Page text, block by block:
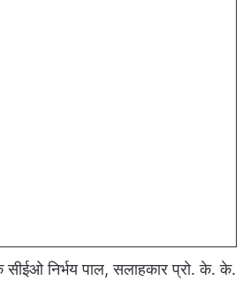
निर्भय पाल, सलाहकार प्रो. के. के.